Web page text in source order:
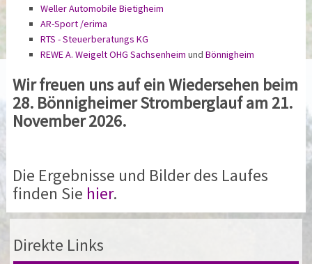
Weller Automobile Bietigheim
AR-Sport /erima
RTS - Steuerberatungs KG
REWE A. Weigelt OHG Sachsenheim undBönnigheim
Wir freuen uns auf ein Wiedersehen beim
28. Bönnigheimer Stromberglauf am 21.
November 2026.
Die Ergebnisse und Bilder des Laufes
finden Sie hier.
Direkte Links